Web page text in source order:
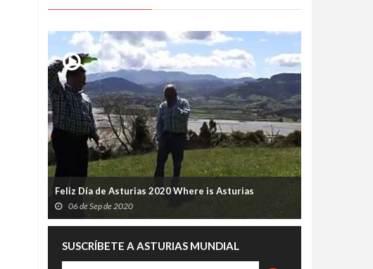
Feliz Día de Asturias 2020 Where is Asturias
06 de Sep de 2020
SUSCRÍBETE A ASTURIAS MUNDIAL